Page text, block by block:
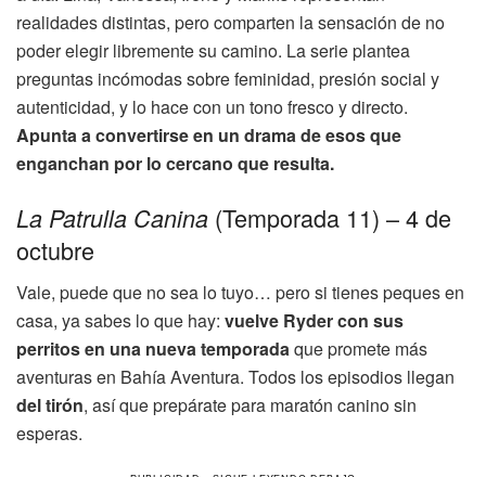
realidades distintas, pero comparten la sensación de no
poder elegir libremente su camino. La serie plantea
preguntas incómodas sobre feminidad, presión social y
autenticidad, y lo hace con un tono fresco y directo.
Apunta a convertirse en un drama de esos que
enganchan por lo cercano que resulta.
La Patrulla Canina (Temporada 11) – 4 de
octubre
Vale, puede que no sea lo tuyo… pero si tienes peques en
casa, ya sabes lo que hay: vuelve Ryder con sus
perritos en una nueva temporada que promete más
aventuras en Bahía Aventura. Todos los episodios llegan
del tirón, así que prepárate para maratón canino sin
esperas.